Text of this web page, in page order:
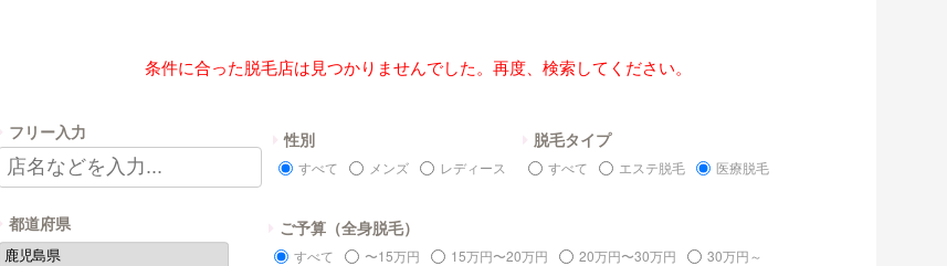
条件に合った脱毛店は見つかりませんでした。再度、検索してください。
フリー入力 性別
すべて メンズ レディース
脱毛タイプ
すべて エステ脱毛 医療脱毛
都道府県 ご予算（全身脱毛）
すべて 〜15万円 15万円〜20万円 20万円〜30万円 30万円～